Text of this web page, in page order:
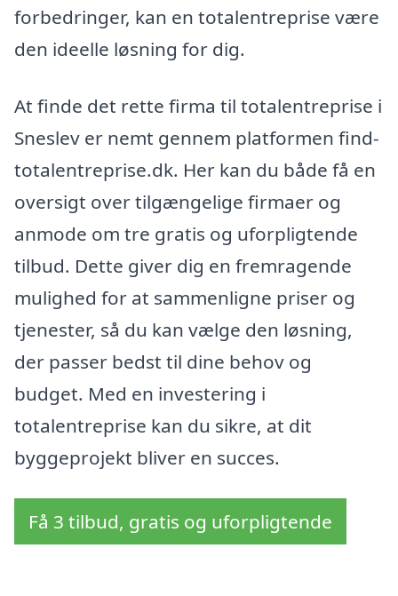
forbedringer, kan en totalentreprise være
den ideelle løsning for dig.
At finde det rette firma til totalentreprise i
Sneslev er nemt gennem platformen find-
totalentreprise.dk. Her kan du både få en
oversigt over tilgængelige firmaer og
anmode om tre gratis og uforpligtende
tilbud. Dette giver dig en fremragende
mulighed for at sammenligne priser og
tjenester, så du kan vælge den løsning,
der passer bedst til dine behov og
budget. Med en investering i
totalentreprise kan du sikre, at dit
byggeprojekt bliver en succes.
Få 3 tilbud, gratis og uforpligtende